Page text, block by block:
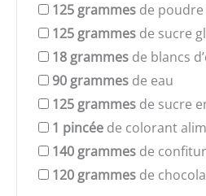
125 grammes de poudre
125 grammes de sucre
18 grammes de blancs
90 grammes de eau
125 grammes de sucre
1 pincée de colorant
140 grammes de
120 grammes de